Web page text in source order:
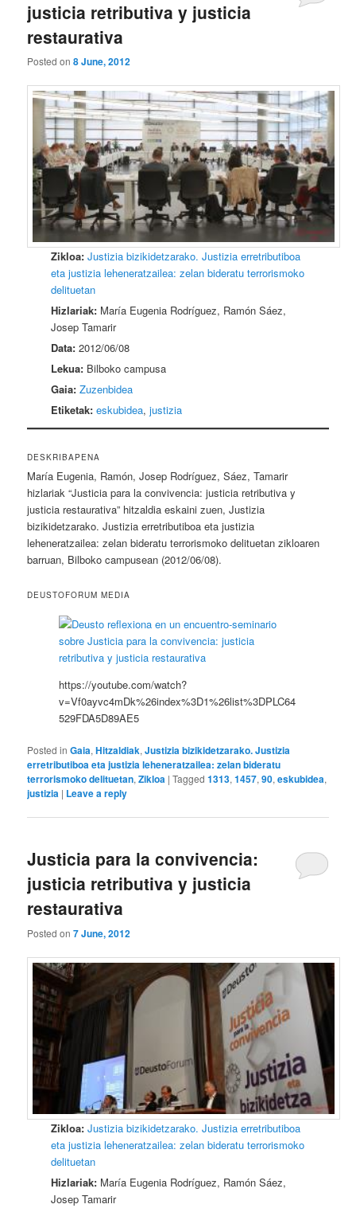
justicia retributiva y justicia
restaurativa
Posted on8 June, 2012
Zikloa: Justizia bizikidetzarako. Justizia erretributiboa
eta justizia leheneratzailea: zelan bideratu terrorismoko
delituetan
Hizlariak: María Eugenia Rodríguez, Ramón Sáez,
Josep Tamarir
Data: 2012/06/08
Lekua: Bilboko campusa
Gaia: Zuzenbidea
Etiketak: eskubidea,justizia
DESKRIBAPENA
María Eugenia, Ramón, Josep Rodríguez, Sáez, Tamarir
hizlariak “Justicia para la convivencia: justicia retributiva y
justicia restaurativa” hitzaldia eskaini zuen, Justizia
bizikidetzarako. Justizia erretributiboa eta justizia
leheneratzailea: zelan bideratu terrorismoko delituetan zikloaren
barruan, Bilboko campusean (2012/06/08).
DEUSTOFORUM MEDIA
https://youtube.com/watch?
v=Vf0ayvc4mDk%26index%3D1%26list%3DPLC64
529FDA5D89AE5
Posted in Gaia,Hitzaldiak,Justizia bizikidetzarako. Justizia
erretributiboa eta justizia leheneratzailea: zelan bideratu
terrorismoko delituetan,Zikloa |Tagged 1313,1457,90,eskubidea,
justizia | Leave a reply
Justicia para la convivencia:
justicia retributiva y justicia
restaurativa
Posted on7 June, 2012
Zikloa: Justizia bizikidetzarako. Justizia erretributiboa
eta justizia leheneratzailea: zelan bideratu terrorismoko
delituetan
Hizlariak: María Eugenia Rodríguez, Ramón Sáez,
Josep Tamarir